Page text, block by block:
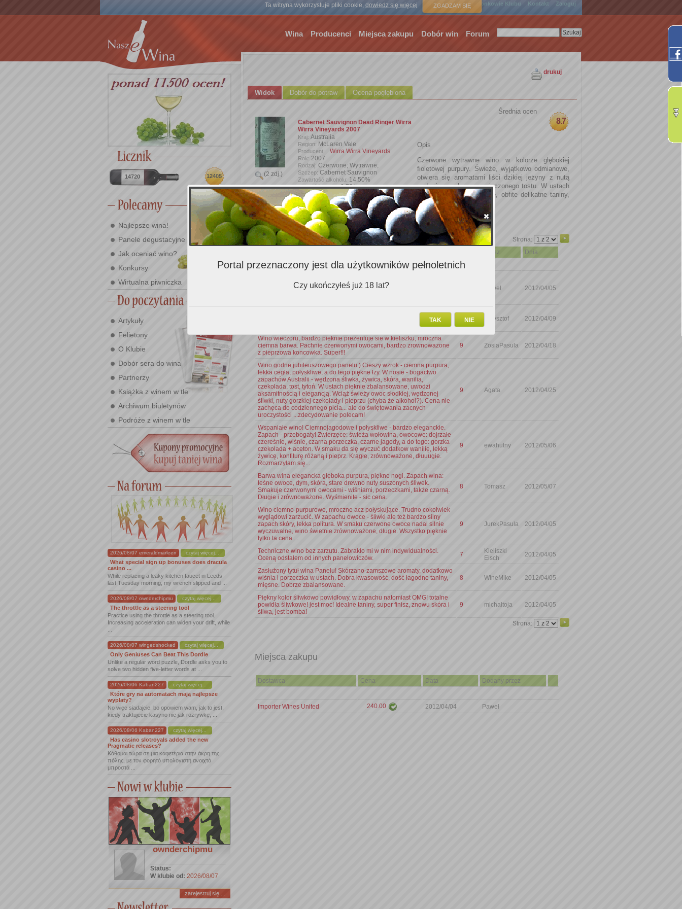
Ta witryna wykorzystuje pliki cookie, dowiedz się więcej ZGADZAM SIĘ
Strona główna Członkowie Klubu Kontakt Zaloguj
Wina Producenci Miejsca zakupu Dobór win Forum
14720 12405
Najlepsze wina!
Panele degustacyjne
Jak oceniać wino?
Konkursy
Wirtualna piwniczka
Artykuły
Felietony
O Klubie
Dobór sera do wina
Partnerzy
Książka z winem w tle
Archiwum biuletynów
Podróże z winem w tle
2026/08/07 emeraldmarleen czytaj więcej...
What special sign up bonuses does dracula
casino ...
While replacing a leaky kitchen faucet in Leeds
last Tuesday morning, my wrench slipped and ...
2026/08/07 ownderchipmu czytaj więcej...
The throttle as a steering tool
Practice using the throttle as a steering tool.
Increasing acceleration can widen your drift, while
2026/08/07 wingedshocked czytaj więcej...
Only Geniuses Can Beat This Dordle
Unlike a regular word puzzle, Dordle asks you to
solve two hidden five-letter words at ...
2026/08/06 Kaban227 czytaj więcej...
Które gry na automatach mają najlepsze
wypłaty?
No więc siadajcie, bo opowiem wam, jak to jest,
kiedy traktujecie kasyno nie jak rozrywkę, ...
2026/08/06 Kaban227 czytaj więcej...
Has casino slotroyals added the new
Pragmatic releases?
Κάθομαι τώρα σε μια καφετέρια στην άκρη της
πόλης, με τον φορητό υπολογιστή ανοιχτό
μπροστά ...
ownderchipmu
Status:
W klubie od: 2026/08/07
zarejestruj się ...
drukuj
Widok Dobór do potraw Ocena pogłębiona
(2 zdj.)
Cabernet Sauvignon Dead Ringer Wirra
Wirra Vineyards 2007
Kraj: Australia
Region: McLaren Vale
Producent: Wirra Wirra Vineyards
Rok: 2007
Rodzaj: Czerwone; Wytrawne;
Szczep: Cabernet Sauvignon
Zawartość alkoholu: 14.50%
Wielkość butelki:0,75 l
Wprowadzone przez:
naszewina
Dodaj zdjęcie
Średnia ocen
8.7
Opis
Czerwone wytrawne wino w kolorze głębokiej
fioletowej purpury. Świeże, wyjątkowo odmianowe,
otwiera się aromatami liści dzikiej jeżyny z nutą
cedru i zapachem przypieczonego tostu. W ustach
wyrafinowane i eleganckie, obfite delikatne taniny,
smak świeżej morwy.
Oceny opisowe
Strona:
Przez Dnia
maksymalnie). W nosie dominuje beczka, skóra i śliwka. W smaku
rewelacyjnie zrównoważone. Jest słodycz, kwasowość i goryczka.
Paweł 2012/04/05
Cóż ja mogę jeszcze napisać o tym winie. Nadal mi bardzo smakuje.
Nic nie straciło na wartości. Jest eleganckie, ma piękny kolor i jak
Krzysztof 2012/04/09
Wino wieczoru, bardzo pieknie prezentuje sie w kieliszku, mroczna
ciemna barwa. Pachnie czerwonymi owocami, bardzo zrownowazone
z pieprzowa koncowka. Super!!!
9 ZosiaPasula 2012/04/18
Wino godne jubileuszowego panelu:) Cieszy wzrok - ciemna purpura,
lekka cegła, połyskliwe, a do tego piękne łzy. W nosie - bogactwo
zapachów Australii - wędzona śliwka, żywica, skóra, wanilia,
czekolada, tost, tytoń. W ustach pieknie zbalansowane, uwodzi
aksamitnością i elegancją. Wciąż świeży owoc słodkiej, wędzonej
śliwki, nuty gorzkiej czekolady i pieprzu (chyba że alkohol?). Cena nie
zachęca do codziennego picia... ale do świętowania zacnych
uroczystości ...zdecydowanie polecam!
9 Agata 2012/04/25
Wspaniałe wino! Ciemnojagodowe i połyskliwe - bardzo eleganckie.
Zapach - przebogaty! Zwierzęce: świeża wołowina, owocowe: dojrzałe
czereśnie, wiśnie, czarna porzeczka, czarne jagody, a do tego: gorzka
czekolada + aceton. W smaku da się wyczuć dodatkow wanilię, lekką
żywicę, konfiturę różaną i pieprz. Krągłe, zrównoważone, dłuuugie.
Rozmarzyłam się...
9 ewahutny 2012/05/06
Barwa wina elegancka głęboka purpura, piękne nogi. Zapach wina:
leśne owoce, dym, skóra, stare drewno nuty suszonych śliwek.
Smakuje czerwonymi owocami - wiśniami, porzeczkami, także czarną.
Długie i zrównoważone. Wyśmienite - sic cena.
8 Tomasz 2012/05/07
Wino ciemno-purpurowe, mroczne acz połyskujące. Trudno cokolwiek
wyglądowi zarzucić. W zapachu owoce - śliwki ale też bardzo silny
zapach skóry, lekka politura. W smaku czerwone owoce nadal silnie
wyczuwalne, wino świetnie zrównoważone, długie. Wszystko pięknie
tylko ta cena....
9 JurekPasula 2012/04/05
Techniczne wino bez zarzutu. Zabrakło mi w nim indywidualności.
Oceną odstałem od innych panelowiczów.
7
Kieliszki
Eisch
2012/04/05
Zasłużony tytuł wina Panelu! Skórzano-zamszowe aromaty, dodatkowo
wiśnia i porzeczka w ustach. Dobra kwasowość, dość łagodne taniny,
mięsne. Dobrze zbalansowane.
8 WineMike 2012/04/05
Piękny kolor śliwkowo powidłowy, w zapachu natomiast OMG! totalne
powidła śliwkowe! jest moc! Idealne taniny, super finisz, znowu skóra i
śliwa, jest bomba!
9 michaltoja 2012/04/05
Strona:
Miejsca zakupu
Dostawca Cena Data Dodany przez
Importer Wines United 240.00 2012/04/04 Paweł
Portal przeznaczony jest dla użytkowników pełnoletnich
Czy ukończyłeś już 18 lat?
NIE
TAK